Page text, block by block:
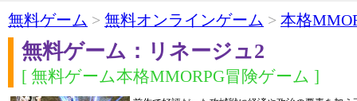
無料ゲーム > 無料オンラインゲーム > 本格
無料ゲーム：リネージュ2
[ 無料ゲーム本格MMORPG冒険ゲーム ]